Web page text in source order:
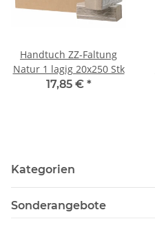
Handtuch ZZ-Faltung
Natur 1 lagig 20x250 Stk
17,85 € *
Kategorien
Sonderangebote